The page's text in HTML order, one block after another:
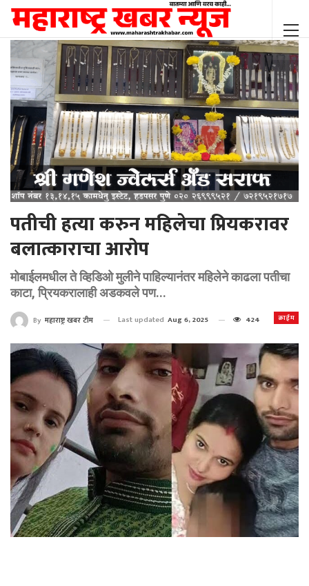
पतीची हत्या करुन महिलेचा प्रियकरावर
बलात्काराचा आरोप
मोबाईलमधील ते व्हिडिओ मुलीने पाहिल्यानंतर महिलेने काढला पतीचा
काटा, प्रियकरालाही अडकवले पण...
क्राईम
By महाराष्ट्र खबर टीम Last updated Aug 6, 2025 424